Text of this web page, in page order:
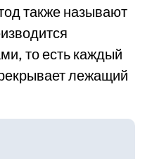
также называют
то есть каждый
лежащий